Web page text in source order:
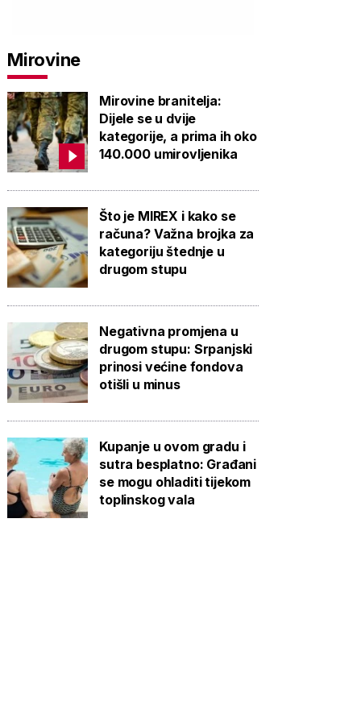
Mirovine
Mirovine branitelja:
Dijele se u dvije
kategorije, a prima ih oko
140.000 umirovljenika
Što je MIREX i kako se
računa? Važna brojka za
kategoriju štednje u
drugom stupu
Negativna promjena u
drugom stupu: Srpanjski
prinosi većine fondova
otišli u minus
Kupanje u ovom gradu i
sutra besplatno: Građani
se mogu ohladiti tijekom
toplinskog vala